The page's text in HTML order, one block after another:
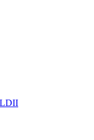
LDII